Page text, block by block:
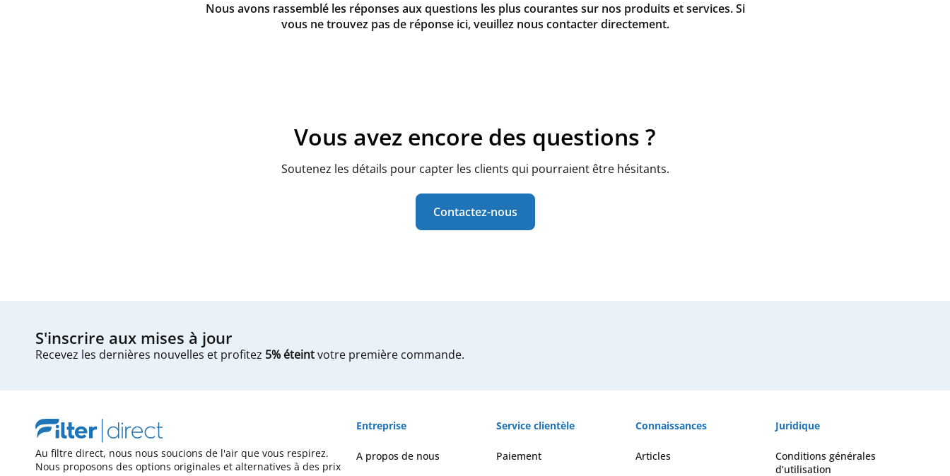
Nous avons rassemblé les réponses aux questions les plus courantes sur nos produits et services. Si
vous ne trouvez pas de réponse ici, veuillez nous contacter directement.
Vous avez encore des questions ?
Soutenez les détails pour capter les clients qui pourraient être hésitants.
Contactez-nous
S'inscrire aux mises à jour
Recevez les dernières nouvelles et profitez 5% éteintvotre première commande.
Au filtre direct, nous nous soucions de l'air que vous respirez.
Nous proposons des options originales et alternatives à des prix
Entreprise
A propos de nous
Service clientèle
Paiement
Connaissances
Articles
Juridique
Conditions générales
d’utilisation